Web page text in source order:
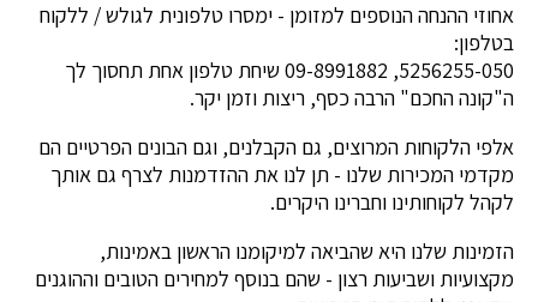
אחוזי ההנחה הנוספים למזומן - ימסרו טלפונית לגולש / ללקוח
בטלפון:
5256255-050, 09-8991882 שיחת טלפון אחת תחסוך לך
ה"קונה החכם" הרבה כסף, ריצות וזמן יקר.
אלפי הלקוחות המרוצים, גם הקבלנים, וגם הבונים הפרטיים הם
מקדמי המכירות שלנו - תן לנו את ההזדמנות לצרף גם אותך
לקהל לקוחותינו וחברינו היקרים.
הזמינות שלנו היא שהביאה למיקומנו הראשון באמינות,
מקצועיות ושביעות רצון - שהם בנוסף למחירים הטובים וההוגנים